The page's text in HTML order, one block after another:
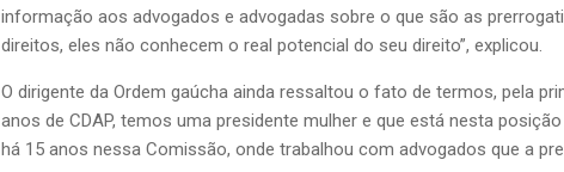
informação aos advogados e advogadas sobre o que são as
direitos, eles não conhecem o real potencial do seu direito”, explicou.
O dirigente da Ordem gaúcha ainda ressaltou o fato de termos, pela
anos de CDAP, temos uma presidente mulher e que está nesta
há 15 anos nessa Comissão, onde trabalhou com advogados que a